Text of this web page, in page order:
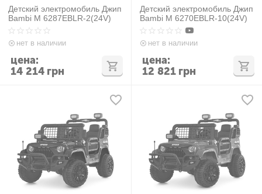
Детский электромобиль Джип
Bambi M 6287EBLR-2(24V)
нет в наличии
14 214 грн
цена:
Детский электромобиль Джип
Bambi M 6270EBLR-10(24V)
нет в наличии
12 821 грн
цена: